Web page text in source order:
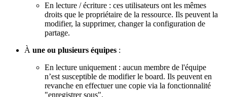
En lecture / écriture : ces utilisateurs ont les mêmes
droits que le propriétaire de la ressource. Ils peuvent la
modifier, la supprimer, changer la configuration de
partage.
À une ou plusieurs équipes :
En lecture uniquement : aucun membre de l'équipe
n’est susceptible de modifier le board. Ils peuvent en
revanche en effectuer une copie via la fonctionnalité
"enregistrer sous".